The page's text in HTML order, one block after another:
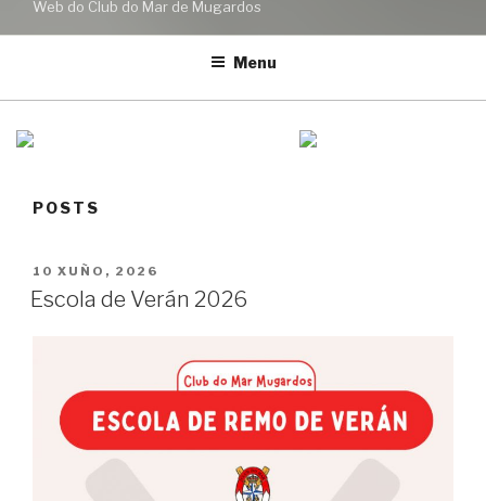
Web do Club do Mar de Mugardos
Menu
POSTS
POSTED
ON
10 XUÑO, 2026
Escola de Verán 2026